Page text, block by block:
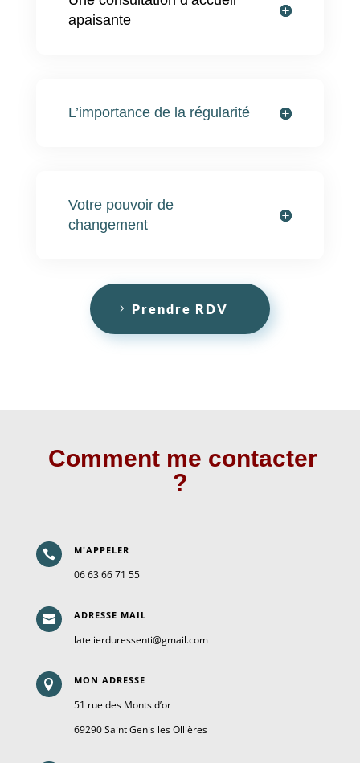
apaisante
L’importance de la régularité
Votre pouvoir de
changement
Prendre RDV
Comment me contacter
?
 M'APPELER
06 63 66 71 55
 ADRESSE MAIL
latelierduressenti@gmail.com
 MON ADRESSE
51 rue des Monts d’or
69290 Saint Genis les Ollières